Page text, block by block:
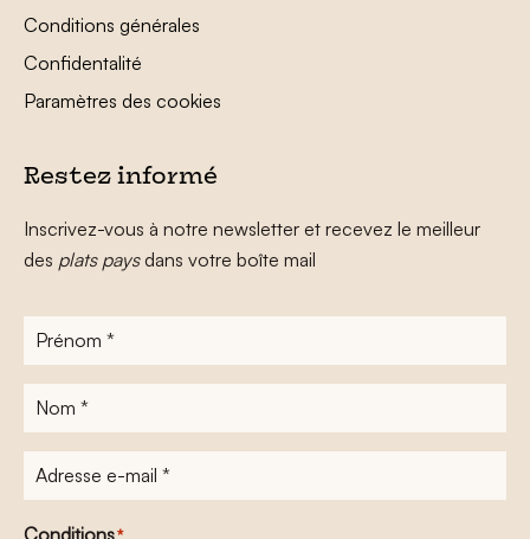
Conditions générales
Confidentalité
Paramètres des cookies
Restez informé
Inscrivez-vous à notre newsletter et recevez le meilleur
des plats paysdans votre boîte mail
Prénom
Nom
Adresse
e-
mail*
Conditions*